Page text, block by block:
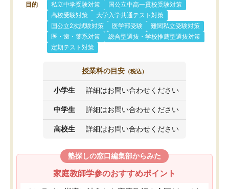
目的 私立中学受験対策
国公立中高一貫校受験対策
高校受験対策
大学入学共通テスト対策
国公立2次試験対策
医学部受験
難関私立受験対策
医・歯・薬系対策
総合型選抜・学校推薦型選抜対策
定期テスト対策
授業料の目安 （税込）
小学生 詳細はお問い合わせください
中学生 詳細はお問い合わせください
高校生 詳細はお問い合わせください
塾探しの窓口編集部からみた
家庭教師学参のおすすめポイント